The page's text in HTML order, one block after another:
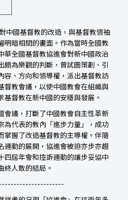
中國基督教的改造，與基督教領袖
明暗相間的畫面。作為當時全國教
華全國基督教協進會對新中國政治
為樂觀的判斷，曾試圖策劃、引
容、方向和領導權，派出基督教訪
督教會議，以使中國教會在組織與
基督教在新中國的安穩與發展。
會議，打斷了中國教會自主性革新
為代表的教內「進步力量」，成功
掌握了改造基督教的主導權。伴隨
運動的展開，協進會被迫亦步亦趨
四屆年會和控訴運動的讓步妥協中
終人散的結局。